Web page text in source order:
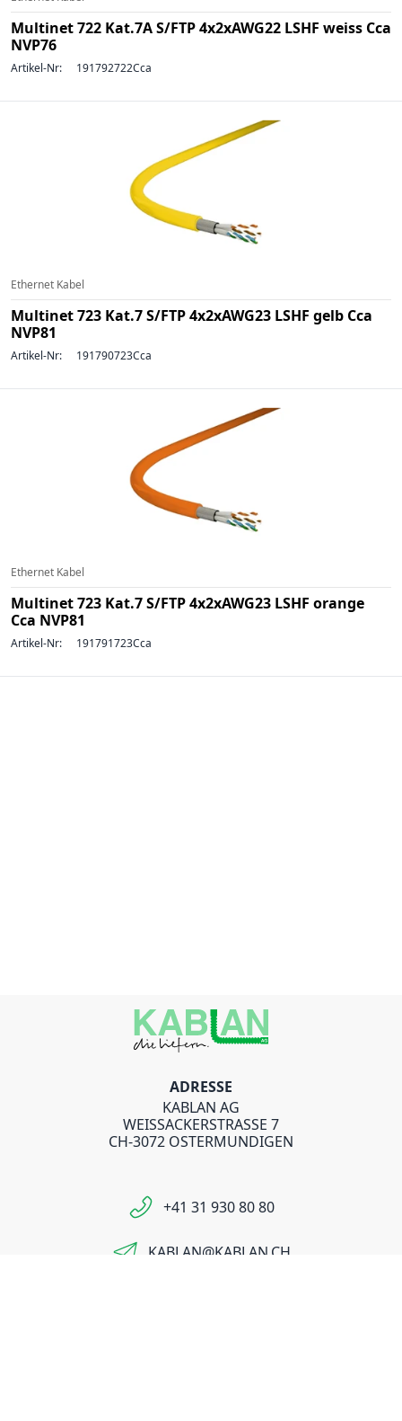
Multinet 722 Kat.7A S/FTP 4x2xAWG22 LSHF weiss Cca
NVP76
Artikel-Nr: 191792722Cca
Ethernet Kabel
Multinet 723 Kat.7 S/FTP 4x2xAWG23 LSHF gelb Cca
NVP81
Artikel-Nr: 191790723Cca
Ethernet Kabel
Multinet 723 Kat.7 S/FTP 4x2xAWG23 LSHF orange
Cca NVP81
Artikel-Nr: 191791723Cca
ADRESSE
KABLAN AG
WEISSACKERSTRASSE 7
CH-3072 OSTERMUNDIGEN
+41 31 930 80 80
KABLAN@KABLAN.CH